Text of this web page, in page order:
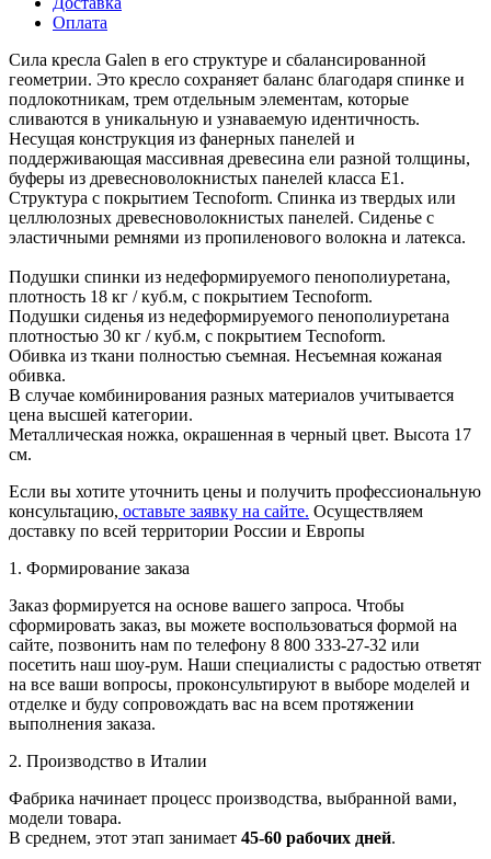
Оплата
Сила кресла Galen в его структуре и сбалансированной
геометрии. Это кресло сохраняет баланс благодаря спинке и
подлокотникам, трем отдельным элементам, которые
сливаются в уникальную и узнаваемую идентичность.
Несущая конструкция из фанерных панелей и
поддерживающая массивная древесина ели разной толщины,
буферы из древесноволокнистых панелей класса E1.
Структура с покрытием Tecnoform. Спинка из твердых или
целлюлозных древесноволокнистых панелей. Сиденье с
эластичными ремнями из пропиленового волокна и латекса.
Подушки спинки из недеформируемого пенополиуретана,
плотность 18 кг / куб.м, с покрытием Tecnoform.
Подушки сиденья из недеформируемого пенополиуретана
плотностью 30 кг / куб.м, с покрытием Tecnoform.
Обивка из ткани полностью съемная. Несъемная кожаная
обивка.
В случае комбинирования разных материалов учитывается
цена высшей категории.
Металлическая ножка, окрашенная в черный цвет. Высота 17
см.
Если вы хотите уточнить цены и получить профессиональную
консультацию, оставьте заявку на сайте. Осуществляем
доставку по всей территории России и Европы
1. Формирование заказа
Заказ формируется на основе вашего запроса. Чтобы
сформировать заказ, вы можете воспользоваться формой на
сайте, позвонить нам по телефону 8 800 333-27-32 или
посетить наш шоу-рум. Наши специалисты с радостью ответят
на все ваши вопросы, проконсультируют в выборе моделей и
отделке и буду сопровождать вас на всем протяжении
выполнения заказа.
2. Производство в Италии
Фабрика начинает процесс производства, выбранной вами,
модели товара.
В среднем, этот этап занимает 45-60 рабочих дней.